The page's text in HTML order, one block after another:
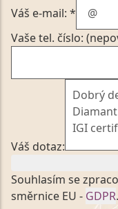
Váš e-mail: *
Vaše tel. číslo:
Váš dotaz:
Souhlasím se
směrnice EU - GDPR.